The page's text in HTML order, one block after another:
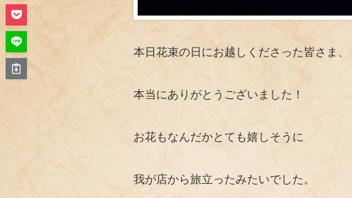
本日花束の日にお越しくださった皆さま、
本当にありがとうございました！
お花もなんだかとても嬉しそうに
我が店から旅立ったみたいでした。